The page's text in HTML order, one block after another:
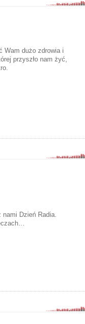
Wam dużo zdrowia i
przyszło nam żyć,
Dzień Radia.